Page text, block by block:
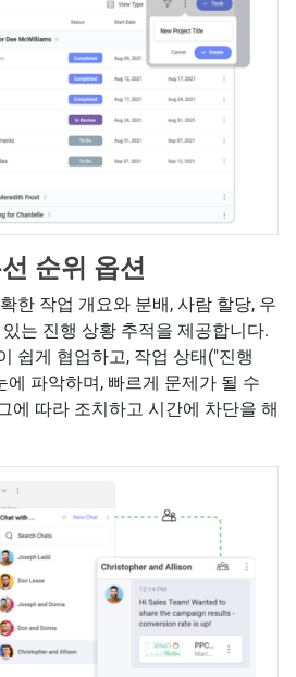
순위 옵션
한 작업 개요와 분배, 사람 할당, 우
는 진행 상황 추적을 제공합니다.
쉽게 협업하고, 작업 상태("진행
에 파악하며, 빠르게 문제가 될 수
에 따라 조치하고 시간에 차단을 해